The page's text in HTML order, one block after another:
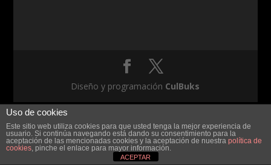
Diseño y programación CulBuks
Uso de cookies
Este sitio web utiliza cookies para que usted tenga la mejor experiencia de
usuario. Si continúa navegando está dando su consentimiento para la
aceptación de las mencionadas cookies y la aceptación de nuestra política de
cookies, pinche el enlace para mayor información.
ACEPTAR